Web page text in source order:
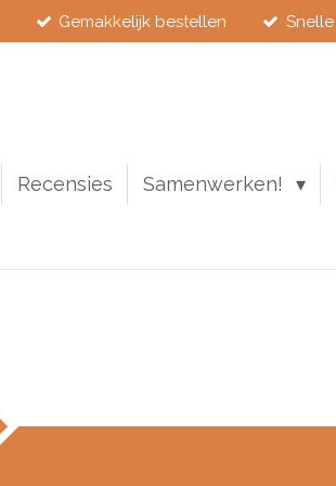
Gemakkelijk bestellen
Recensies Samenwerken!